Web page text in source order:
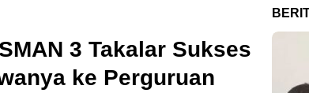
3 Takalar Sukses
ke Perguruan